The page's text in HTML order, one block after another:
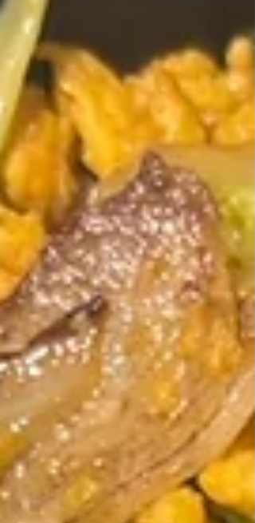
状の児童養護施設の課題を整理、対応策に
いて考え、検討し、各協議会が団体として
存在意義を共有し、中長期を見据え今後の
業展開や予算要望について考えていきます
✍その為には、まずは自分たちが属してい
る組織を理解しなければなりませんね。...